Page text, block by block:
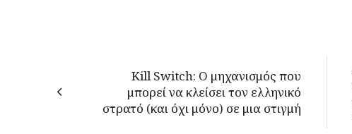
Kill Switch: Ο μηχανισμός που
μπορεί να κλείσει τον ελληνικό
στρατό (και όχι μόνο) σε μια στιγμή